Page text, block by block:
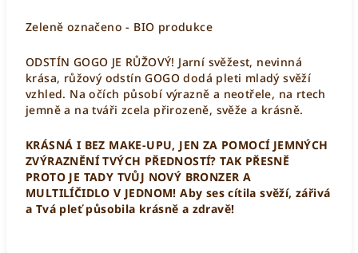
Zeleně označeno - BIO produkce
ODSTÍN GOGO JE RŮŽOVÝ! Jarní svěžest, nevinná
krása, růžový odstín GOGO dodá pleti mladý svěží
vzhled. Na očích působí výrazně a neotřele, na rtech
jemně a na tváři zcela přirozeně, svěže a krásně.
KRÁSNÁ I BEZ MAKE-UPU, JEN ZA POMOCÍ JEMNÝCH
ZVÝRAZNĚNÍ TVÝCH PŘEDNOSTÍ? TAK PŘESNĚ
PROTO JE TADY TVŮJ NOVÝ BRONZER A
MULTILÍČIDLO V JEDNOM! Aby ses cítila svěží, zářivá
a Tvá pleť působila krásně a zdravě!